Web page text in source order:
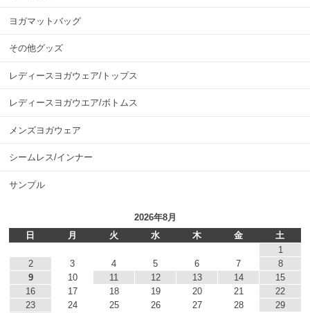
ヨガマットバッグ
その他グッズ
レディースヨガウェア/トップス
レディースヨガウエア/ボトムス
メンズヨガウェア
シームレス/インナー
サンプル
2026年8月
日
月 火 水 木 金
土
1
2
3 4 5 6 7
8
9
10 11 12 13 14
15
16
17 18 19 20 21
22
23
24 25 26 27 28
29